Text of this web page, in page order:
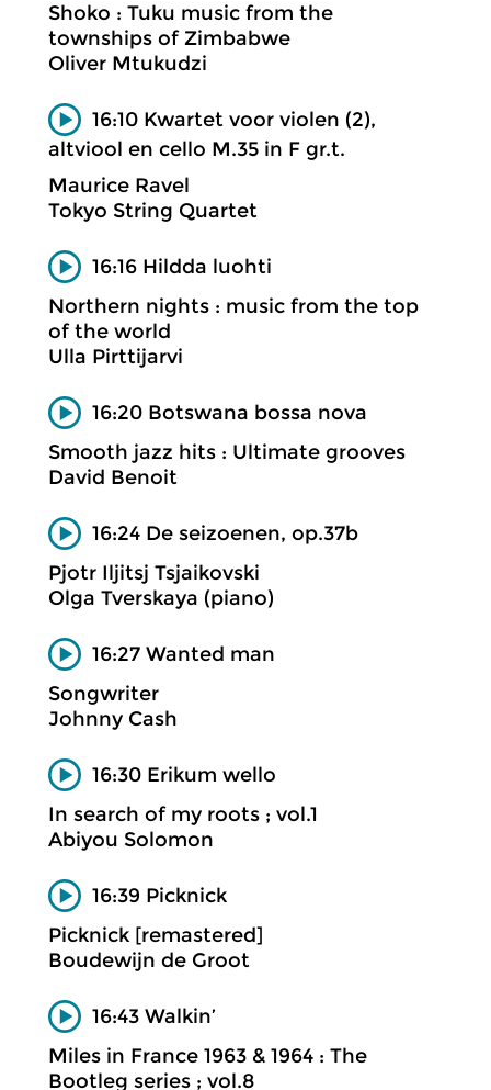
Shoko : Tuku music from the
townships of Zimbabwe
Oliver Mtukudzi
16:10 Kwartet voor violen (2),
altviool en cello M.35 in F gr.t.
Maurice Ravel
Tokyo String Quartet
16:16 Hildda luohti
Northern nights : music from the top
of the world
Ulla Pirttijarvi
16:20 Botswana bossa nova
Smooth jazz hits : Ultimate grooves
David Benoit
16:24 De seizoenen, op.37b
Pjotr Iljitsj Tsjaikovski
Olga Tverskaya (piano)
16:27 Wanted man
Songwriter
Johnny Cash
16:30 Erikum wello
In search of my roots ; vol.1
Abiyou Solomon
16:39 Picknick
Picknick [remastered]
Boudewijn de Groot
16:43 Walkin’
Miles in France 1963 & 1964 : The
Bootleg series ; vol.8